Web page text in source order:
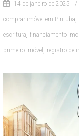
14 de janeiro de 2025
comprar imóvel em Pirituba,
escritura, financiamento
primeiro imóvel , registro de